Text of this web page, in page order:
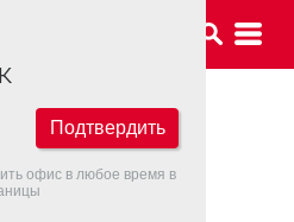
Подтвердить
офис в любое время в